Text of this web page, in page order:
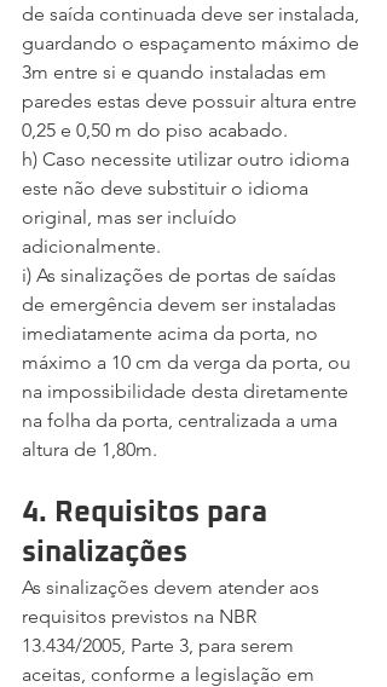
de saída continuada deve ser instalada,
guardando o espaçamento máximo de
3m entre si e quando instaladas em
paredes estas deve possuir altura entre
0,25 e 0,50 m do piso acabado.
h) Caso necessite utilizar outro idioma
este não deve substituir o idioma
original, mas ser incluído
adicionalmente.
i) As sinalizações de portas de saídas
de emergência devem ser instaladas
imediatamente acima da porta, no
máximo a 10 cm da verga da porta, ou
na impossibilidade desta diretamente
na folha da porta, centralizada a uma
altura de 1,80m.
4. Requisitos para
sinalizações
As sinalizações devem atender aos
requisitos previstos na NBR
13.434/2005, Parte 3, para serem
aceitas, conforme a legislação em